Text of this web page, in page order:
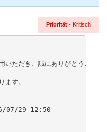
Priorität - Kritisch
いただき、誠にありがとうござい
ます。
07/29 12:50